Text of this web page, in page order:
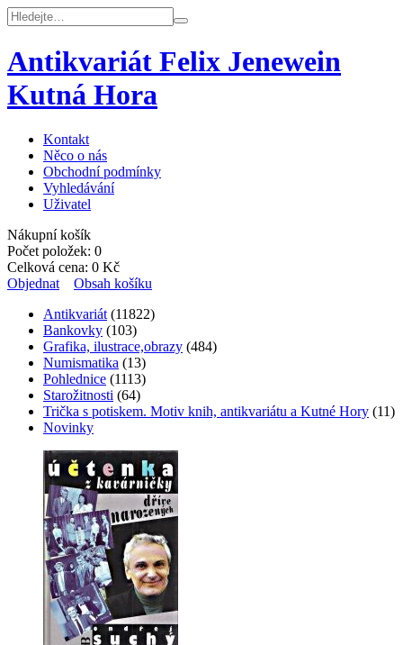
Antikvariát Felix Jenewein
Kutná Hora
Kontakt
Něco o nás
Obchodní podmínky
Vyhledávání
Uživatel
Nákupní košík
Počet položek: 0
Celková cena: 0 Kč
Objednat
Obsah košíku
Antikvariát (11822)
Bankovky (103)
Grafika, ilustrace,obrazy (484)
Numismatika (13)
Pohlednice (1113)
Starožitnosti (64)
Trička s potiskem. Motiv knih, antikvariátu a Kutné Hory (11)
Novinky